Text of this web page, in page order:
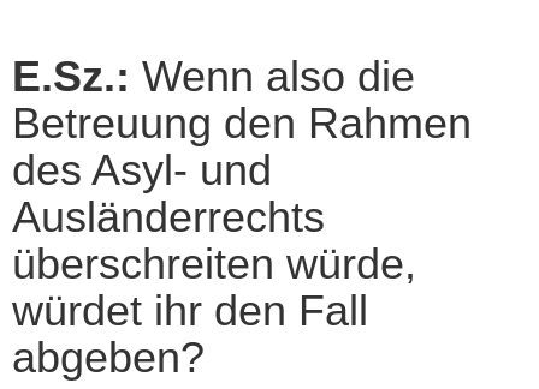
E.Sz.: Wenn also die
Betreuung den Rahmen
des Asyl- und
Ausländerrechts
überschreiten würde,
würdet ihr den Fall
abgeben?